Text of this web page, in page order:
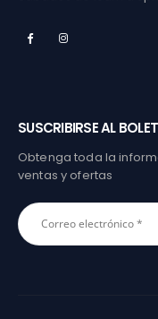
SUSCRIBIRSE AL
Obtenga toda la
ventas y ofertas